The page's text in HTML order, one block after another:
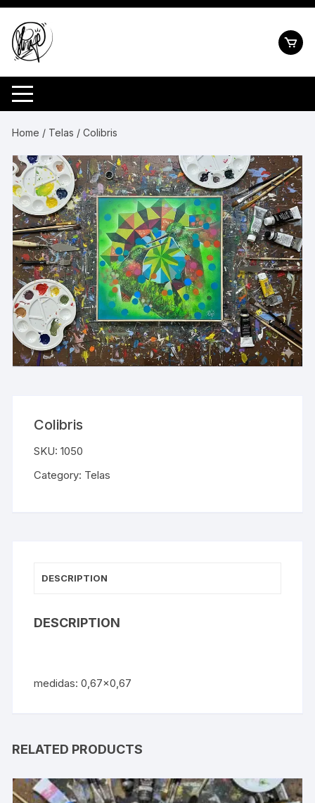
Pular
para
conteúdo
Home / Telas / Colibris
Colibris
SKU:1050
Category: Telas
DESCRIPTION
DESCRIPTION
medidas: 0,67×0,67
RELATED PRODUCTS